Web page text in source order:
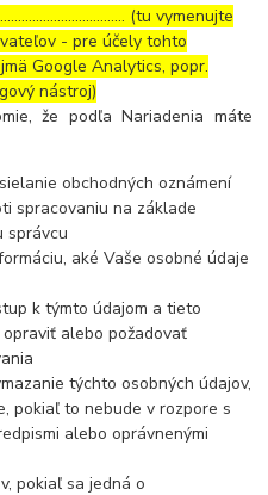
(tu vymenujte
- pre účely tohto
Google Analytics, popr.
nástroj)
že podľa Nariadenia máte
obchodných oznámení
spracovaniu na základe
správcu
aké Vaše osobné údaje
k týmto údajom a tieto
alebo požadovať
týchto osobných údajov,
pokiaľ to nebude v rozpore s
alebo oprávnenými
pokiaľ sa jedná o